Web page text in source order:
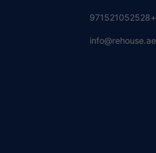
+971521052528
info@rehouse.ae